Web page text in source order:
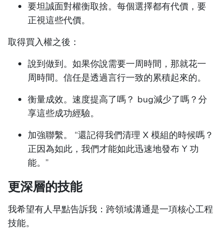
要坦誠面對權衡取捨。每個選擇都有代價，要
正視這些代價。
取得買入權之後：
說到做到。如果你說需要一周時間，那就花一
周時間。信任是透過言行一致的累積起來的。
衡量成效。速度提高了嗎？ bug減少了嗎？分
享這些成功經驗。
加強聯繫。 “還記得我們清理 X 模組的時候嗎？
正因為如此，我們才能如此迅速地發布 Y 功
能。”
更深層的技能
我希望有人早點告訴我：跨領域溝通是一項核心工程
技能。